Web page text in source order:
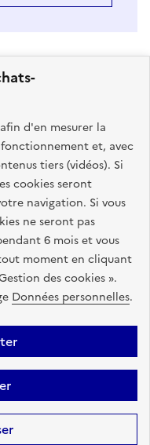
d'en mesurer la
et, avec
tiers (vidéos). Si
cookies seront
navigation. Si vous
ne seront pas
6 mois et vous
moment en cliquant
des cookies ».
Données personnelles.
informations
juridiques,
outils pratiques
d'achats
conforme
Mentions légales
ce site sont sous